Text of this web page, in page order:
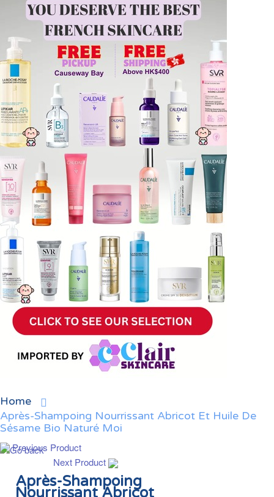
Home
Après-Shampoing Nourrissant Abricot Et Huile De
Sésame Bio Naturé Moi
Previous Product
Next Product
Après-Shampoing
Nourrissant Abricot